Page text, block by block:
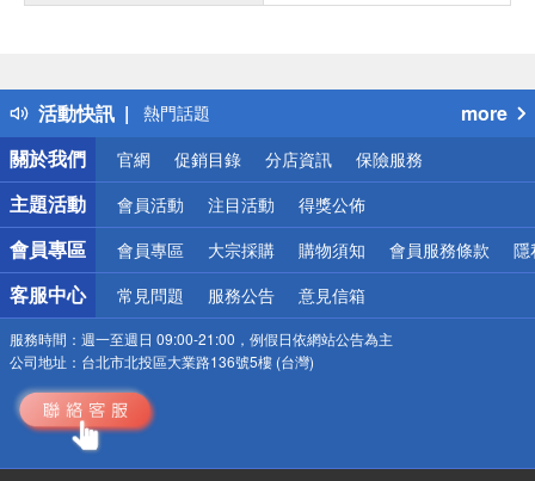
活動快訊
得獎公告
熱門話題
銀行優惠
偏遠地區配送
詐騙網頁！請小心！
more
關於我們
官網 促銷目錄 分店資訊 保險服務
主題活動 會員活動 注目活動 得獎公佈
會員專區 會員專區 大宗採購 購物須知 會員服務條款 隱
客服中心 常見問題 服務公告 意見信箱
服務時間： 週一至週日 09:00-21:00，例假日依網站公告為主
公司地址： 台北市北投區大業路136號5樓 (台灣)